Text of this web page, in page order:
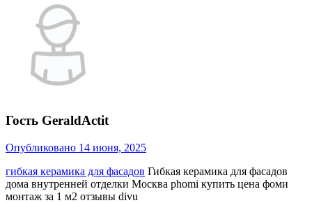
Гость GeraldActit
Опубликовано 14 июня, 2025
гибкая керамика для фасадов Гибкая керамика для фасадов
дома внутренней отделки Москва phomi купить цена фоми
монтаж за 1 м2 отзывы divu